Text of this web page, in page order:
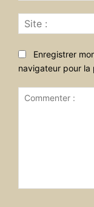
Enregistrer
navigateur pour la